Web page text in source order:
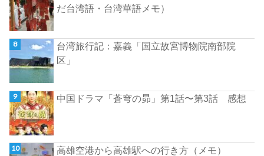
だ台湾語・台湾華語メモ）
台湾旅行記：嘉義「国立故宮博物院南部院
区」
中国ドラマ「蒼穹の昴」第1話〜第3話 感想
高雄空港から高雄駅への行き方（メモ）